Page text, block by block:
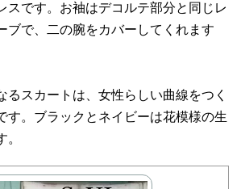
スです。お袖はデコルテ部分と同じレ
ブで、二の腕をカバーしてくれます
るスカートは、女性らしい曲線をつく
す。ブラックとネイビーは花模様の生